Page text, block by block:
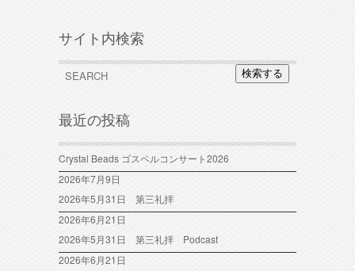
サイト内検索
検索する
最近の投稿
Crystal Beads ゴスペルコンサート2026
2026年7月9日
2026年5月31日 第三礼拝
2026年6月21日
2026年5月31日 第三礼拝 Podcast
2026年6月21日